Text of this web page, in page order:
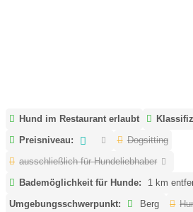
Hund im Restaurant erlaubt
Preisniveau:
Dogsitting
ausschließlich für Hundeliebhaber
Bademöglichkeit für Hunde:
1 km
Umgebungsschwerpunkt:
Berg